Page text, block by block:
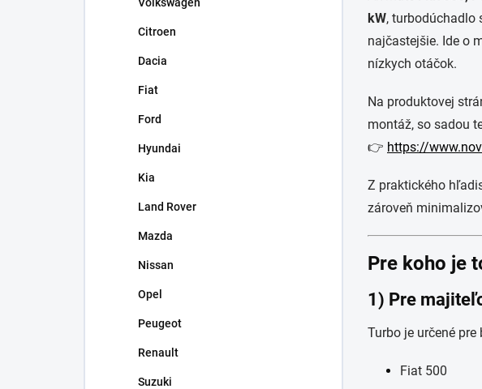
Citroen
Dacia
Fiat
Ford
Hyundai
Kia
Land Rover
Mazda
Nissan
Opel
Peugeot
Renault
Suzuki
kW, turbodúchadlo
najčastejšie. Ide o
nízkych otáčok.
Na produktovej
montáž, so sadou
👉 https://
Z praktického
zároveň
Pre koho je
1) Pre
Turbo je určené
Fiat 500